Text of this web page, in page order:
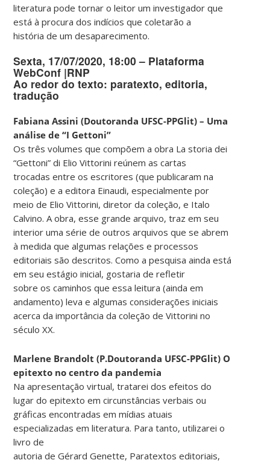
literatura pode tornar o leitor um investigador que
está à procura dos indícios que coletarão a
história de um desaparecimento.
Sexta, 17/07/2020, 18:00 – Plataforma
WebConf |RNP
Ao redor do texto: paratexto, editoria,
tradução
Fabiana Assini (Doutoranda UFSC-PPGlit) – Uma
análise de “I Gettoni”
Os três volumes que compõem a obra La storia dei
“Gettoni” di Elio Vittorini reúnem as cartas
trocadas entre os escritores (que publicaram na
coleção) e a editora Einaudi, especialmente por
meio de Elio Vittorini, diretor da coleção, e Italo
Calvino. A obra, esse grande arquivo, traz em seu
interior uma série de outros arquivos que se abrem
à medida que algumas relações e processos
editoriais são descritos. Como a pesquisa ainda está
em seu estágio inicial, gostaria de refletir
sobre os caminhos que essa leitura (ainda em
andamento) leva e algumas considerações iniciais
acerca da importância da coleção de Vittorini no
século XX.
Marlene Brandolt (P.Doutoranda UFSC-PPGlit) O
epitexto no centro da pandemia
Na apresentação virtual, tratarei dos efeitos do
lugar do epitexto em circunstâncias verbais ou
gráficas encontradas em mídias atuais
especializadas em literatura. Para tanto, utilizarei o
livro de
autoria de Gérard Genette, Paratextos editoriais,